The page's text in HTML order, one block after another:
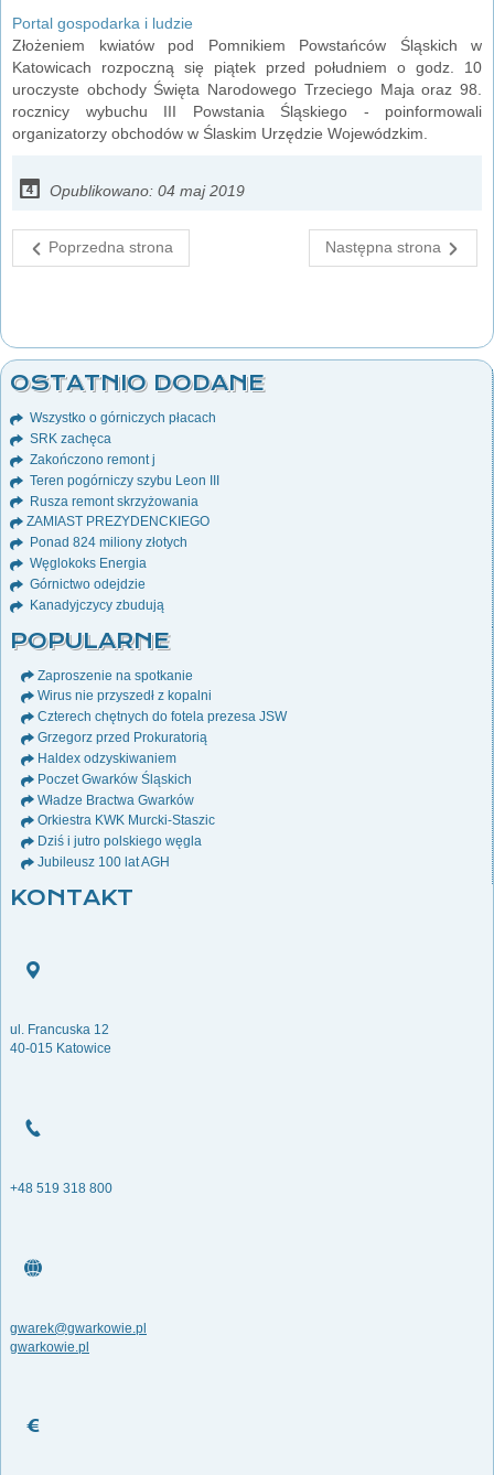
Portal gospodarka i ludzie
Złożeniem kwiatów pod Pomnikiem Powstańców Śląskich w
Katowicach rozpoczną się piątek przed południem o godz. 10
uroczyste obchody Święta Narodowego Trzeciego Maja oraz 98.
rocznicy wybuchu III Powstania Śląskiego - poinformowali
organizatorzy obchodów w Ślaskim Urzędzie Wojewódzkim.
Opublikowano: 04 maj 2019
Poprzedna strona Następna strona
OSTATNIO DODANE
Wszystko o górniczych płacach
SRK zachęca
Zakończono remont j
Teren pogórniczy szybu Leon III
Rusza remont skrzyżowania
ZAMIAST PREZYDENCKIEGO
Ponad 824 miliony złotych
Węglokoks Energia
Górnictwo odejdzie
Kanadyjczycy zbudują
POPULARNE
Zaproszenie na spotkanie
Wirus nie przyszedł z kopalni
Czterech chętnych do fotela prezesa JSW
Grzegorz przed Prokuratorią
Haldex odzyskiwaniem
Poczet Gwarków Śląskich
Władze Bractwa Gwarków
Orkiestra KWK Murcki-Staszic
Dziś i jutro polskiego węgla
Jubileusz 100 lat AGH
KONTAKT
ul. Francuska 12
40-015 Katowice
+48 519 318 800
gwarek@gwarkowie.pl
gwarkowie.pl